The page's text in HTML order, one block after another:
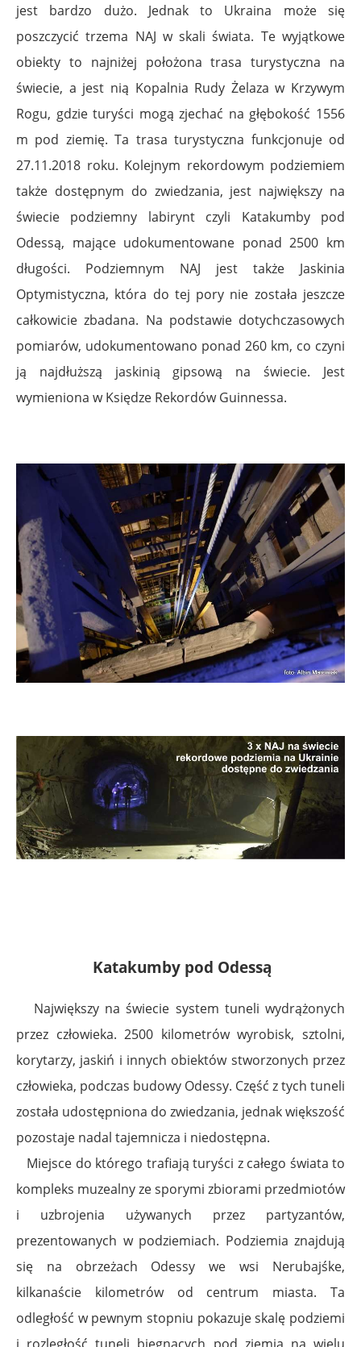
jest bardzo dużo. Jednak to Ukraina może się
poszczycić trzema NAJ w skali świata. Te wyjątkowe
obiekty to najniżej położona trasa turystyczna na
świecie, a jest nią Kopalnia Rudy Żelaza w Krzywym
Rogu, gdzie turyści mogą zjechać na głębokość 1556
m pod ziemię. Ta trasa turystyczna funkcjonuje od
27.11.2018 roku. Kolejnym rekordowym podziemiem
także dostępnym do zwiedzania, jest największy na
świecie podziemny labirynt czyli Katakumby pod
Odessą, mające udokumentowane ponad 2500 km
długości. Podziemnym NAJ jest także Jaskinia
Optymistyczna, która do tej pory nie została jeszcze
całkowicie zbadana. Na podstawie dotychczasowych
pomiarów, udokumentowano ponad 260 km, co czyni
ją najdłuższą jaskinią gipsową na świecie. Jest
wymieniona w Księdze Rekordów Guinnessa.
Katakumby pod Odessą
Największy na świecie system tuneli wydrążonych
przez człowieka. 2500 kilometrów wyrobisk, sztolni,
korytarzy, jaskiń i innych obiektów stworzonych przez
człowieka, podczas budowy Odessy. Część z tych tuneli
została udostępniona do zwiedzania, jednak większość
pozostaje nadal tajemnicza i niedostępna.
Miejsce do którego trafiają turyści z całego świata to
kompleks muzealny ze sporymi zbiorami przedmiotów
i uzbrojenia używanych przez partyzantów,
prezentowanych w podziemiach. Podziemia znajdują
się na obrzeżach Odessy we wsi Nerubajśke,
kilkanaście kilometrów od centrum miasta. Ta
odległość w pewnym stopniu pokazuje skalę podziemi